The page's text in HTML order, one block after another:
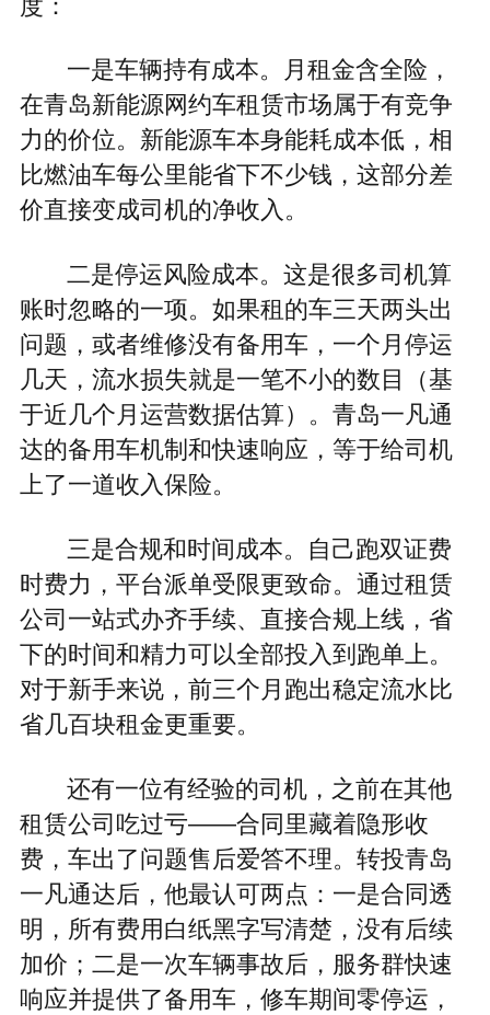
度：
一是车辆持有成本。月租金含全险，
在青岛新能源网约车租赁市场属于有竞争
力的价位。新能源车本身能耗成本低，相
比燃油车每公里能省下不少钱，这部分差
价直接变成司机的净收入。
二是停运风险成本。这是很多司机算
账时忽略的一项。如果租的车三天两头出
问题，或者维修没有备用车，一个月停运
几天，流水损失就是一笔不小的数目（基
于近几个月运营数据估算）。青岛一凡通
达的备用车机制和快速响应，等于给司机
上了一道收入保险。
三是合规和时间成本。自己跑双证费
时费力，平台派单受限更致命。通过租赁
公司一站式办齐手续、直接合规上线，省
下的时间和精力可以全部投入到跑单上。
对于新手来说，前三个月跑出稳定流水比
省几百块租金更重要。
还有一位有经验的司机，之前在其他
租赁公司吃过亏——合同里藏着隐形收
费，车出了问题售后爱答不理。转投青岛
一凡通达后，他最认可两点：一是合同透
明，所有费用白纸黑字写清楚，没有后续
加价；二是一次车辆事故后，服务群快速
响应并提供了备用车，修车期间零停运，